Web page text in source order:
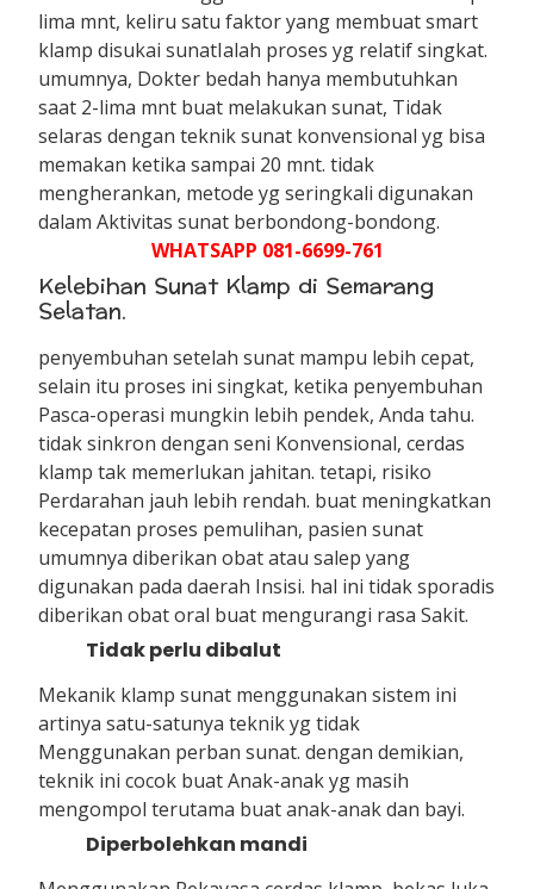
lima mnt, keliru satu faktor yang membuat smart
klamp disukai sunatIalah proses yg relatif singkat.
umumnya, Dokter bedah hanya membutuhkan
saat 2-lima mnt buat melakukan sunat, Tidak
selaras dengan teknik sunat konvensional yg bisa
memakan ketika sampai 20 mnt. tidak
mengherankan, metode yg seringkali digunakan
dalam Aktivitas sunat berbondong-bondong.
WHATSAPP 081-6699-761
Kelebihan Sunat Klamp di Semarang
Selatan.
penyembuhan setelah sunat mampu lebih cepat,
selain itu proses ini singkat, ketika penyembuhan
Pasca-operasi mungkin lebih pendek, Anda tahu.
tidak sinkron dengan seni Konvensional, cerdas
klamp tak memerlukan jahitan. tetapi, risiko
Perdarahan jauh lebih rendah. buat meningkatkan
kecepatan proses pemulihan, pasien sunat
umumnya diberikan obat atau salep yang
digunakan pada daerah Insisi. hal ini tidak sporadis
diberikan obat oral buat mengurangi rasa Sakit.
Tidak perlu dibalut
Mekanik klamp sunat menggunakan sistem ini
artinya satu-satunya teknik yg tidak
Menggunakan perban sunat. dengan demikian,
teknik ini cocok buat Anak-anak yg masih
mengompol terutama buat anak-anak dan bayi.
Diperbolehkan mandi